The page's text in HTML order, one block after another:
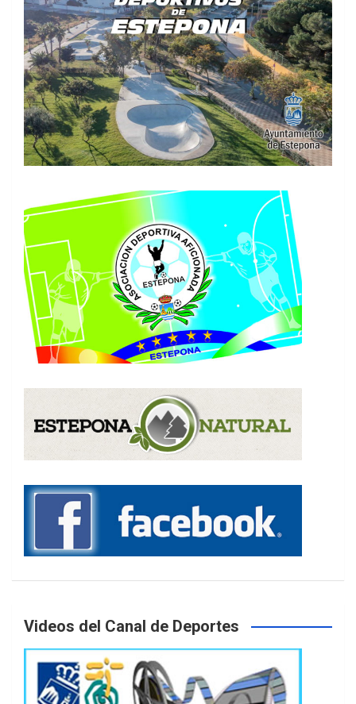
Videos del Canal de Deportes